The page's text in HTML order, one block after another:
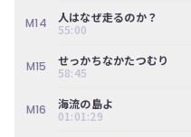
M14
人はなぜ走るのか？
55:00
M15
せっかちなかたつむり
58:45
M16
海流の島よ
01:01:29